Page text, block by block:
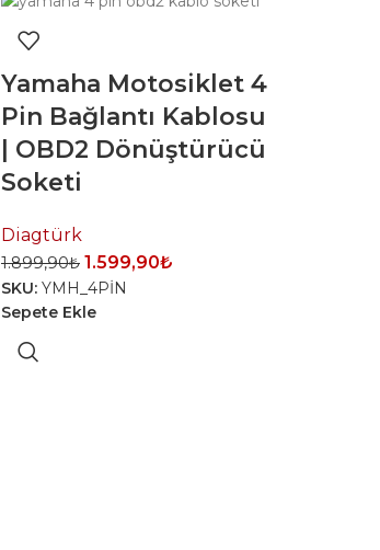
Yamaha Motosiklet 4
Pin Bağlantı Kablosu
| OBD2 Dönüştürücü
Soketi
Diagtürk
1.899,90₺ 1.599,90₺
SKU: YMH_4PİN
Sepete Ekle